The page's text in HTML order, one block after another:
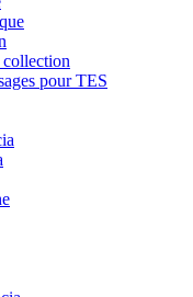
collection
pour TES